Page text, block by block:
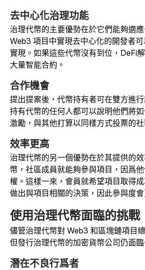
去中心化治理功能
治理代幣的主要優勢在於它們能夠適
Web3 項目中實現去中心化的開發者
實現。如果這些代幣沒有到位，DeFi
大量智能合約。
合作機會
提出提案後，代幣持有者可在雙方進
持有代幣的任何人都可以說明他們將
激勵，與其他打算以同樣方式投票的社
效率更高
治理代幣的另一個優勢在於其提供的
幣，社區成員就能夠參與項目，因爲
權。這樣一來，會員就希望項目取得
做出與項目相關的決策，因此參與度會
使用治理代幣面臨的挑戰
儘管治理代幣對 Web3 和區塊鏈項目
但發行治理代幣的加密貨幣公司仍面臨
潛在不良行爲者